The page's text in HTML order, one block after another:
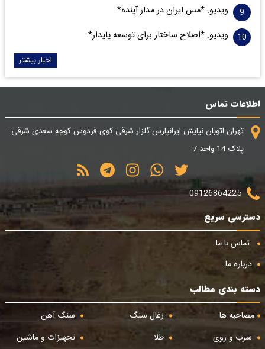
ویدیو: *مس ایران در مدار آینده*
ویدیو: *اصلاح ساختار برای توسعه پایدار*
اخبار بیشتر
اطلاعات تماس
تهران-اتوبان نیایش-ایرانپارس-گلزار شرقی-کوی فردوس-کوچه سعدی شرقی-
پلاک 14 واحد 7
09126864225
دسترسی سریع
تماس با ما
درباره ما
دسته بندی مطالب
مصاحبه ها
زغال سنگ
سنگ آهن
سرب و روی
طلا
تجهیزات و ماشین